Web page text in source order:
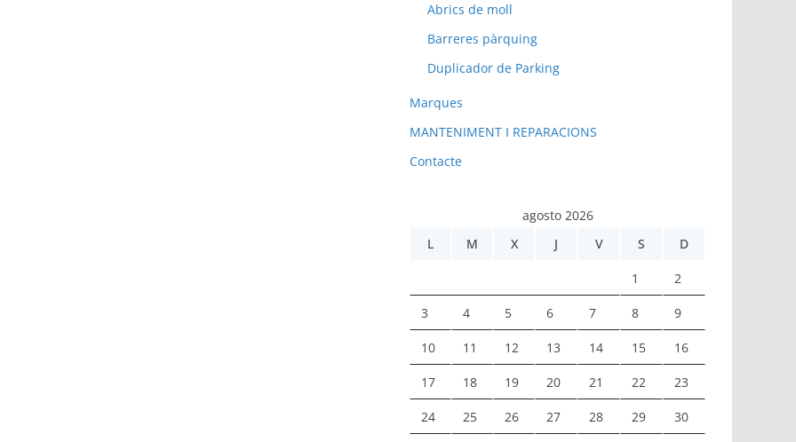
Abrics de moll
Barreres pàrquing
Duplicador de Parking
Marques
MANTENIMENT I REPARACIONS
Contacte
agosto 2026
L
M X J V S D
1 2
3 4 5 6 7 8 9
10 11 12 13 14 15 16
17 18 19 20 21 22 23
24 25 26 27 28 29 30